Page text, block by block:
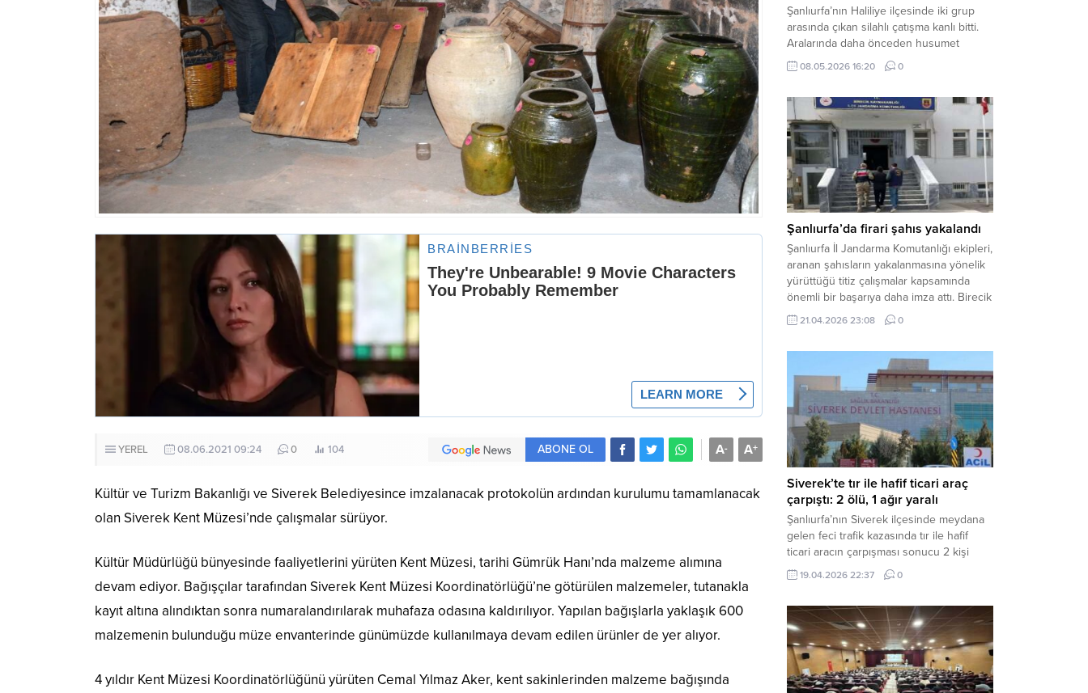
YEREL 08.06.2021 09:24 0 104 A+
A-
ABONE OL
Kültür ve Turizm Bakanlığı ve Siverek Belediyesince imzalanacak protokolün ardından kurulumu tamamlanacak
olan Siverek Kent Müzesi’nde çalışmalar sürüyor.
Kültür Müdürlüğü bünyesinde faaliyetlerini yürüten Kent Müzesi, tarihi Gümrük Hanı’nda malzeme alımına
devam ediyor. Bağışçılar tarafından Siverek Kent Müzesi Koordinatörlüğü’ne götürülen malzemeler, tutanakla
kayıt altına alındıktan sonra numaralandırılarak muhafaza odasına kaldırılıyor. Yapılan bağışlarla yaklaşık 600
malzemenin bulunduğu müze envanterinde günümüzde kullanılmaya devam edilen ürünler de yer alıyor.
4 yıldır Kent Müzesi Koordinatörlüğünü yürüten Cemal Yılmaz Aker, kent sakinlerinden malzeme bağışında
Şanlıurfa’nın Haliliye ilçesinde iki grup
arasında çıkan silahlı çatışma kanlı bitti.
Aralarında daha önceden husumet
olduğu öğrenilen tarafların kavgası
neticesinde 3 kişi olay yerinde yaşamını
ilçesine bağlı kırsal Konaç Mahallesi’nde
meydana geldi. Edinilen bilgilere göre,
aralarında husumet bulunan iki grup
arasında henüz belirlenemeyen bir...
08.05.2026 16:20 0
Şanlıurfa’da firari şahıs yakalandı
Şanlıurfa İl Jandarma Komutanlığı ekipleri,
aranan şahısların yakalanmasına yönelik
yürüttüğü titiz çalışmalar kapsamında
önemli bir başarıya daha imza attı. Birecik
ilçesinde düzenlenen operasyonla,
hakkında kesinleşmiş hapis cezası
teslim edildi. Haber Merkezi – Şanlıurfa
Valiliği İl Basın ve Halkla İlişkiler
Müdürlüğü tarafından yapılan açıklamaya
göre; İl...
21.04.2026 23:08 0
Siverek’te tır ile hafif ticari araç
çarpıştı: 2 ölü, 1 ağır yaralı
Şanlıurfa’nın Siverek ilçesinde meydana
gelen feci trafik kazasında tır ile hafif
ticari aracın çarpışması sonucu 2 kişi
yaşamını yitirdi, 1 kişi ise ağır yaralandı.
Haber Merkezi – Siverek-Adıyaman kara
çarpışması sonucu meydana gelen
kazada can pazarı yaşandı. Kafa Kafaya
Çarpıştılar Edinilen bilgilere göre,
Hüseyin Çelik (29)...
19.04.2026 22:37 0